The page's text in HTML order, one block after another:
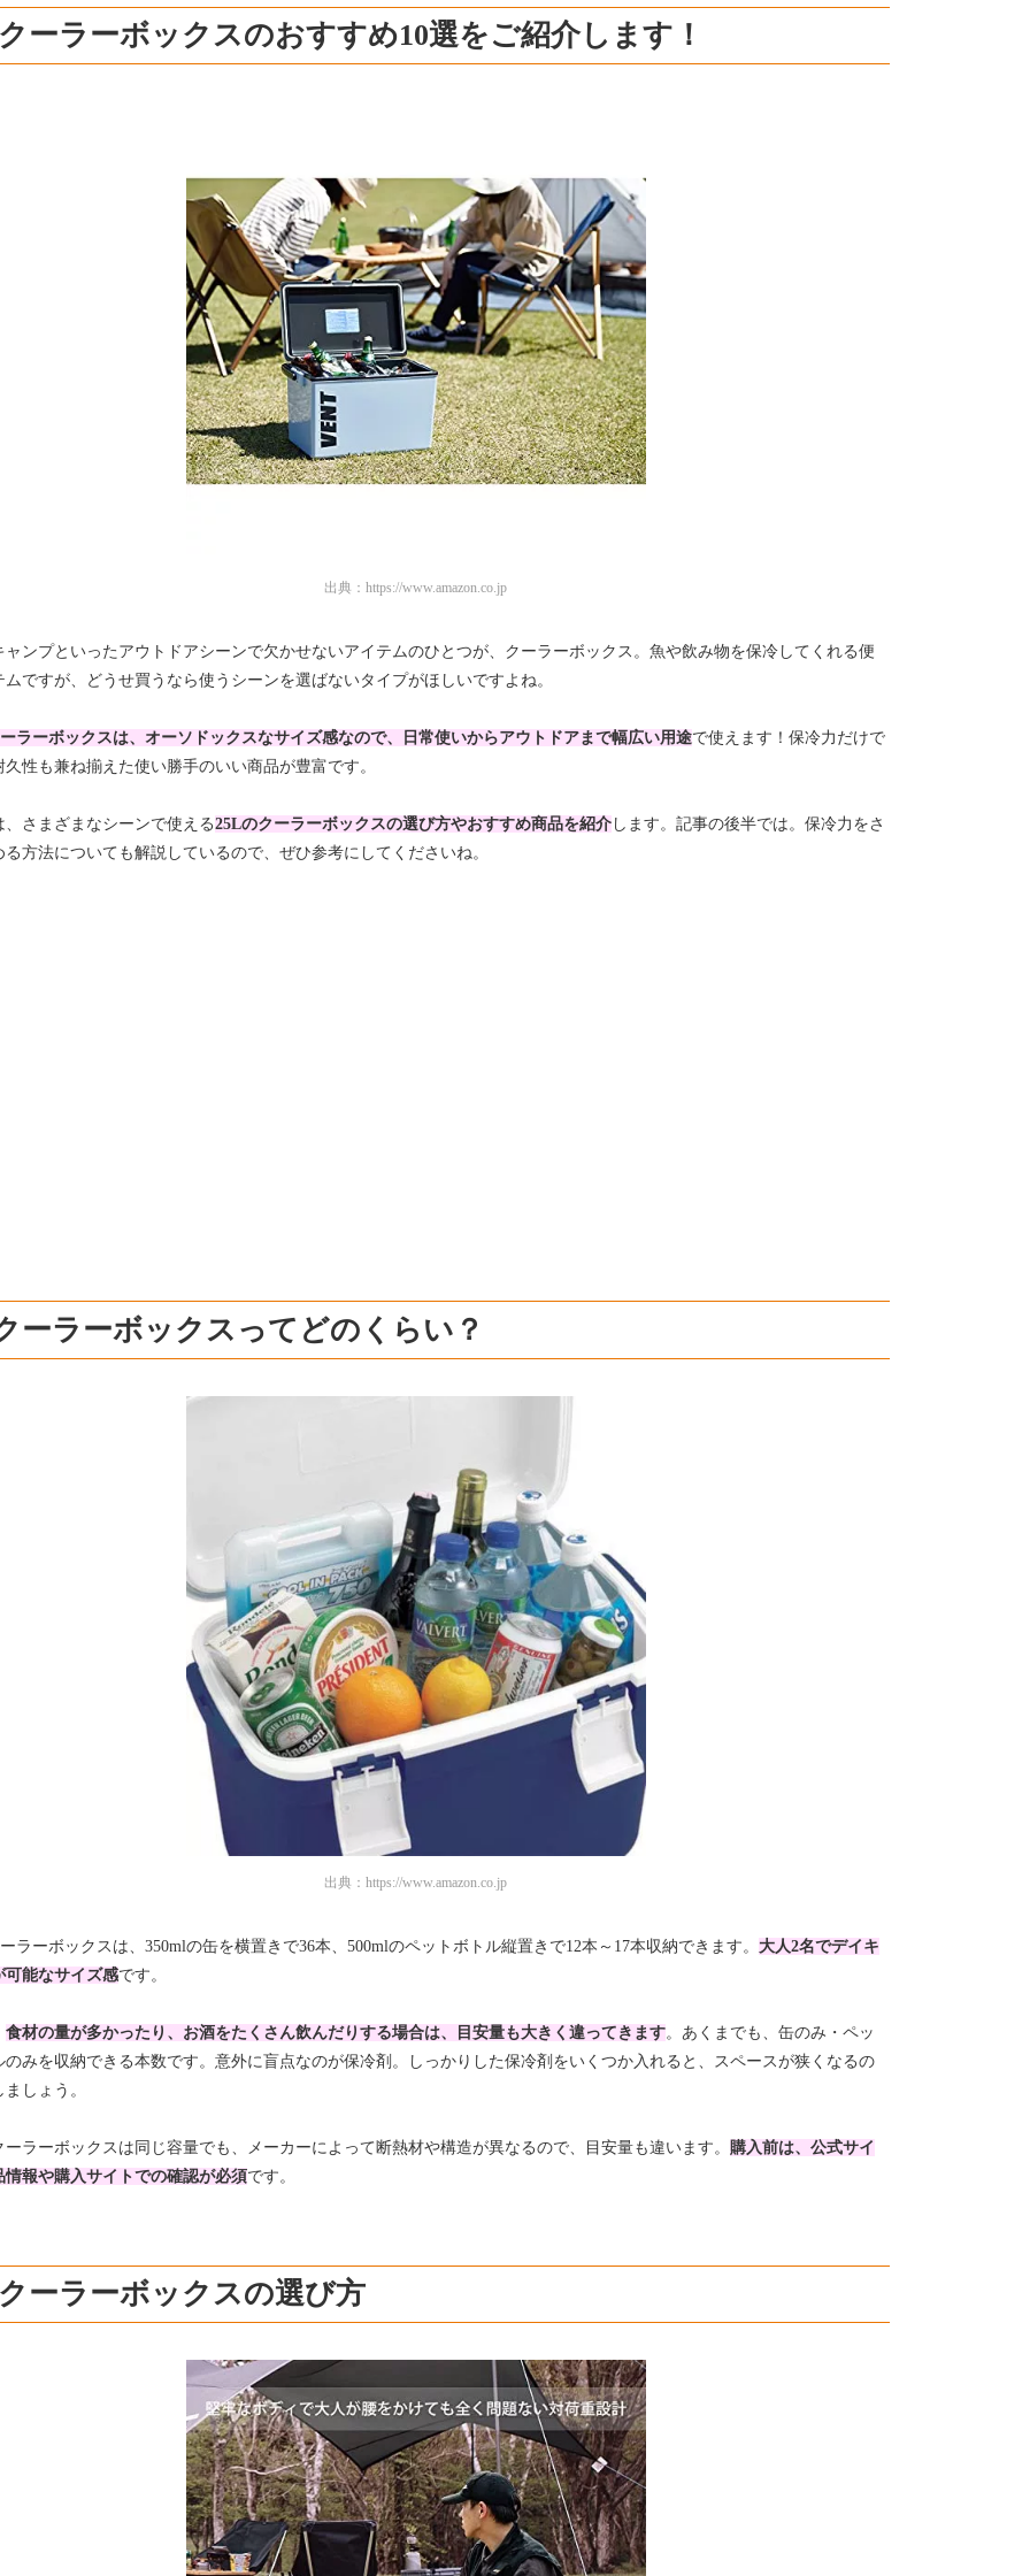
ーラーボックスのおすすめ10選をご紹介します！
出典： https://www.amazon.co.jp
ャンプといったアウトドアシーンで欠かせないアイテムのひとつが、クーラーボックス。魚や飲み物を保冷してくれる便
ムですが、どうせ買うなら使うシーンを選ばないタイプがほしいですよね。
ラーボックスは、オーソドックスなサイズ感なので、日常使いからアウトドアまで幅広い用途で使えます！保冷力だけで
久性も兼ね揃えた使い勝手のいい商品が豊富です。
、さまざまなシーンで使える25Lのクーラーボックスの選び方やおすすめ商品を紹介 します。記事の後半では。保冷力をさ
る方法についても解説しているので、ぜひ参考にしてくださいね。
ーラーボックスってどのくらい？
出典： https://www.amazon.co.jp
ラーボックスは、350mlの缶を横置きで36本、500mlのペットボトル縦置きで12本～17本収納できます。 大人2名でデイキ
可能なサイズ感です。
食材の量が多かったり、お酒をたくさん飲んだりする場合は、目安量も大きく違ってきます。あくまでも、缶のみ・ペッ
のみを収納できる本数です。意外に盲点なのが保冷剤。しっかりした保冷剤をいくつか入れると、スペースが狭くなるの
しょう。
ーラーボックスは同じ容量でも、メーカーによって断熱材や構造が異なるので、目安量も違います。
購入前は、公式サイ
情報や購入サイトでの確認が必須です。
ーラーボックスの選び方